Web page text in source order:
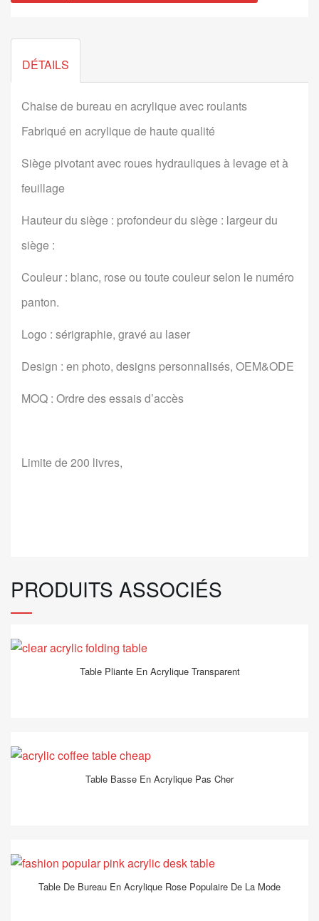
DÉTAILS
Chaise de bureau en acrylique avec roulants
Fabriqué en acrylique de haute qualité
Siège pivotant avec roues hydrauliques à levage et à
feuillage
Hauteur du siège : profondeur du siège : largeur du
siège :
Couleur : blanc, rose ou toute couleur selon le numéro
panton.
Logo : sérigraphie, gravé au laser
Design : en photo, designs personnalisés, OEM&ODE
MOQ : Ordre des essais d’accès
Limite de 200 livres,
PRODUITS ASSOCIÉS
Table Pliante En Acrylique Transparent
Table Basse En Acrylique Pas Cher
Table De Bureau En Acrylique Rose Populaire De La Mode